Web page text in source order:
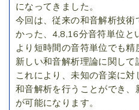
になってきました。
今回は、従来の和音解析技
かった、4,8,16分音符単位と
より短時間の音符単位でも精
新しい和音解析理論に関して
これにより、未知の音楽に
和音解析を行うことができ
が可能になります。